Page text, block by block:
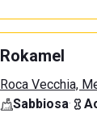
Rokamel
Roca Vecchia,
Sabbiosa·